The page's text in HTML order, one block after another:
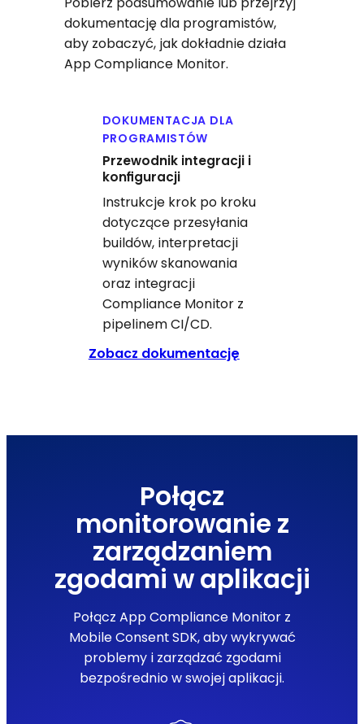
dokumentację dla programistów,
aby zobaczyć, jak dokładnie działa
App Compliance Monitor.
DOKUMENTACJA DLA
PROGRAMISTÓW
Przewodnik integracji i
konfiguracji
Instrukcje krok po kroku
dotyczące przesyłania
buildów, interpretacji
wyników skanowania
oraz integracji
Compliance Monitor z
pipelinem CI/CD.
Zobacz dokumentację
Połącz
monitorowanie z
zarządzaniem
zgodami w aplikacji
Połącz App Compliance Monitor z
Mobile Consent SDK, aby wykrywać
problemy i zarządzać zgodami
bezpośrednio w swojej aplikacji.